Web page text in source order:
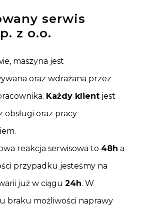
serwis
z o.o.
maszyna jest
oraz wdrażana przez
Każdy klient jest
obsługi oraz pracy
reakcja serwisowa to 48h a
przypadku jesteśmy na
już w ciągu 24h. W
braku możliwości naprawy